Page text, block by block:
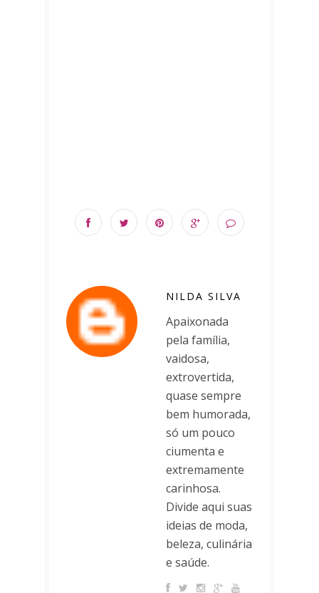
NILDA SILVA
Apaixonada
pela família,
vaidosa,
extrovertida,
quase sempre
bem humorada,
só um pouco
ciumenta e
extremamente
carinhosa.
Divide aqui suas
ideias de moda,
beleza, culinária
e saúde.